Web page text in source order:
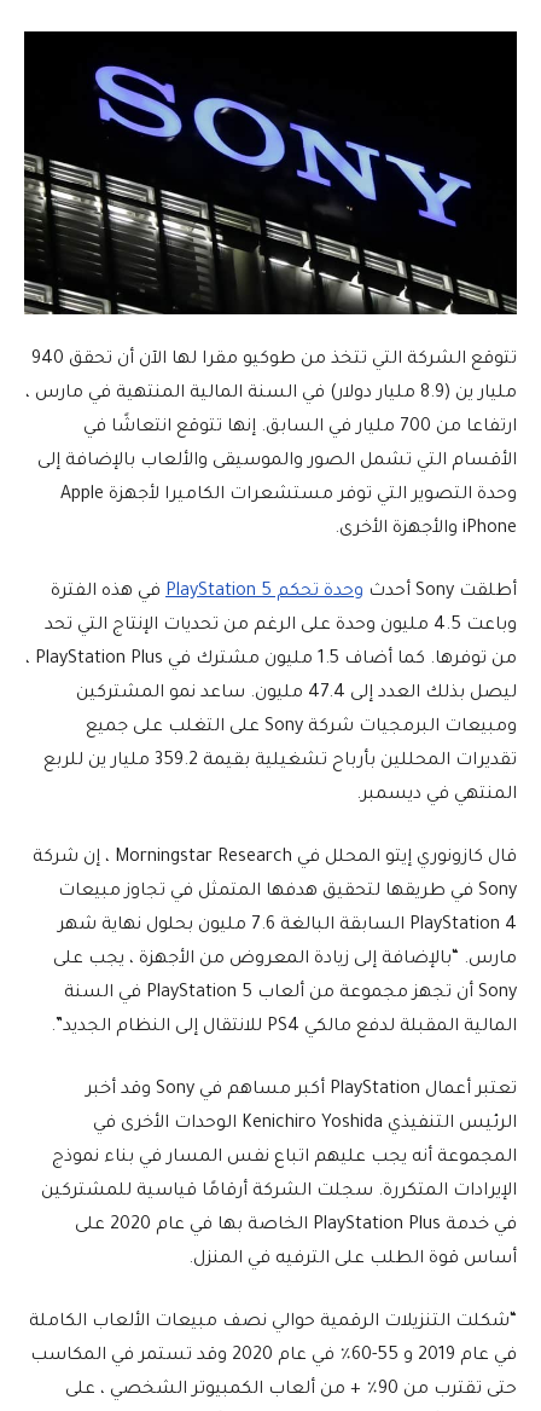
تتوقع الشركة التي تتخذ من طوكيو مقرا لها الآن أن تحقق 940
مليار ين (8.9 مليار دولار) في السنة المالية المنتهية في مارس ،
ارتفاعا من 700 مليار في السابق. إنها تتوقع انتعاشًا في
الأقسام التي تشمل الصور والموسيقى والألعاب بالإضافة إلى
وحدة التصوير التي توفر مستشعرات الكاميرا لأجهزة Apple
iPhone والأجهزة الأخرى.
أطلقت Sony أحدث وحدة تحكم PlayStation 5
في هذه الفترة
وباعت 4.5 مليون وحدة على الرغم من تحديات الإنتاج التي تحد
من توفرها. كما أضاف 1.5 مليون مشترك في PlayStation Plus ،
ليصل بذلك العدد إلى 47.4 مليون. ساعد نمو المشتركين
ومبيعات البرمجيات شركة Sony على التغلب على جميع
تقديرات المحللين بأرباح تشغيلية بقيمة 359.2 مليار ين للربع
المنتهي في ديسمبر.
قال كازونوري إيتو المحلل في Morningstar Research ، إن شركة
Sony في طريقها لتحقيق هدفها المتمثل في تجاوز مبيعات
PlayStation 4 السابقة البالغة 7.6 مليون بحلول نهاية شهر
مارس. “بالإضافة إلى زيادة المعروض من الأجهزة ، يجب على
Sony أن تجهز مجموعة من ألعاب PlayStation 5 في السنة
المالية المقبلة لدفع مالكي PS4 للانتقال إلى النظام الجديد”.
تعتبر أعمال PlayStation أكبر مساهم في Sony وقد أخبر
الرئيس التنفيذي Kenichiro Yoshida الوحدات الأخرى في
المجموعة أنه يجب عليهم اتباع نفس المسار في بناء نموذج
الإيرادات المتكررة. سجلت الشركة أرقامًا قياسية للمشتركين
في خدمة PlayStation Plus الخاصة بها في عام 2020 على
أساس قوة الطلب على الترفيه في المنزل.
“شكلت التنزيلات الرقمية حوالي نصف مبيعات الألعاب الكاملة
في عام 2019 و 55-60٪ في عام 2020 وقد تستمر في المكاسب
حتى تقترب من 90٪ + من ألعاب الكمبيوتر الشخصي ، على